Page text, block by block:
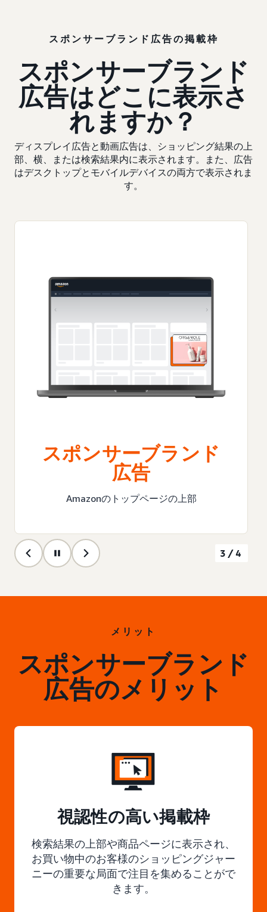
スポンサーブランド広告の掲載枠
スポンサーブランド
広告はどこに表示さ
れますか？
ディスプレイ広告と動画広告は、ショッピング結果の上
部、横、または検索結果内に表示されます。また、広告
はデスクトップとモバイルデバイスの両方で表示されま
す。
スポンサーブランド
広告
Amazonのトップページの上部
3/4
メリット
スポンサーブランド
広告のメリット
視認性の高い掲載枠
検索結果の上部や商品ページに表示され、
お買い物中のお客様のショッピングジャー
ニーの重要な局面で注目を集めることがで
きます。